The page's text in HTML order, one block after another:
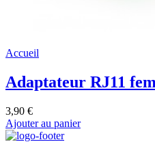
Accueil
Adaptateur RJ11
3,90 €
Ajouter au panier